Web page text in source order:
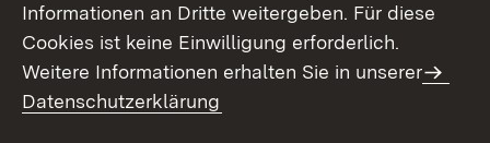
Informationen an Dritte weitergeben. Für diese
Cookies ist keine Einwilligung erforderlich.
Weitere Informationen erhalten Sie in unserer
Datenschutzerklärung